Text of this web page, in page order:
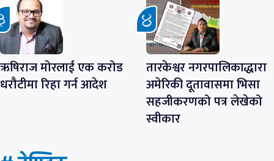
ऋषिराज मोरलाई एक करोड
धरौटीमा रिहा गर्न आदेश
तारकेश्वर नगरपालिकाद्धारा
अमेरिकी दूतावासमा भिसा
सहजीकरणको पत्र लेखेको
स्वीकार